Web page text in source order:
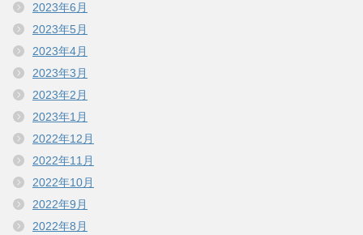
2023年6月
2023年5月
2023年4月
2023年3月
2023年2月
2023年1月
2022年12月
2022年11月
2022年10月
2022年9月
2022年8月